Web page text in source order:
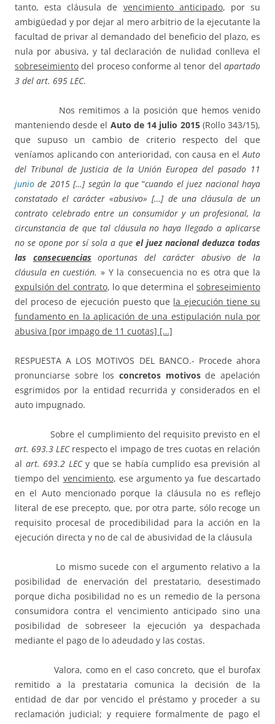
tanto, esta cláusula de vencimiento anticipado, por su
ambigüedad y por dejar al mero arbitrio de la ejecutante la
facultad de privar al demandado del beneficio del plazo, es
nula por abusiva, y tal declaración de nulidad conlleva el
sobreseimiento del proceso conforme al tenor del apartado
3 del art. 695 LEC.
Nos remitimos a la posición que hemos venido
manteniendo desde el Auto de 14 julio 2015 (Rollo 343/15),
que supuso un cambio de criterio respecto del que
veníamos aplicando con anterioridad, con causa en elAuto
del Tribunal de Justicia de la Unión Europea del pasado 11
junio de 2015 […] según la que“cuando el juez nacional haya
constatado el carácter «abusivo» […] de una cláusula de un
contrato celebrado entre un consumidor y un profesional, la
circunstancia de que tal cláusula no haya llegado a aplicarse
no se opone por sí sola a que el juez nacional deduzca todas
las consecuencias oportunas del carácter abusivo de la
cláusula en cuestión. » Y la consecuencia no es otra que la
expulsión del contrato, lo que determina elsobreseimiento
del proceso de ejecución puesto que la ejecución tiene su
fundamento en la aplicación de una estipulación nula por
abusiva [por impago de 11 cuotas] […]
RESPUESTA A LOS MOTIVOS DEL BANCO.- Procede ahora
pronunciarse sobre los concretos motivosde apelación
esgrimidos por la entidad recurrida y considerados en el
auto impugnado.
Sobre el cumplimiento del requisito previsto en el
art. 693.3 LEC respecto el impago de tres cuotas en relación
al art. 693.2 LECy que se había cumplido esa previsión al
tiempo del vencimiento, ese argumento ya fue descartado
en el Auto mencionado porque la cláusula no es reflejo
literal de ese precepto, que, por otra parte, sólo recoge un
requisito procesal de procedibilidad para la acción en la
ejecución directa y no de cal de abusividad de la cláusula
Lo mismo sucede con el argumento relativo a la
posibilidad de enervación del prestatario, desestimado
porque dicha posibilidad no es un remedio de la persona
consumidora contra el vencimiento anticipado sino una
posibilidad de sobreseer la ejecución ya despachada
mediante el pago de lo adeudado y las costas.
Valora, como en el caso concreto, que el burofax
remitido a la prestataria comunica la decisión de la
entidad de dar por vencido el préstamo y proceder a su
reclamación judicial; y requiere formalmente de pago el